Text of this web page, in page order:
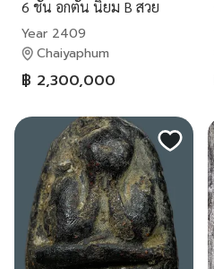
6 ชั่น อกตัน นิยม B สวย
แซมป์
Year 2409
Chaiyaphum
฿ 2,300,000